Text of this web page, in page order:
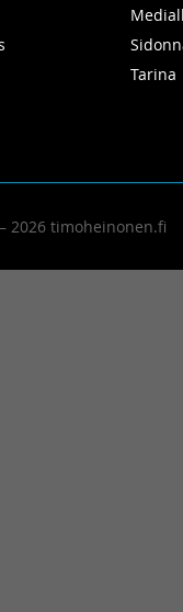
Tarina
2026 timoheinonen.fi